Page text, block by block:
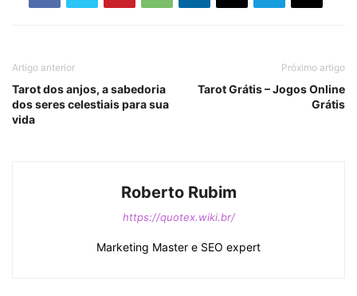
Artigo anterior
Tarot dos anjos, a sabedoria
dos seres celestiais para sua
vida
Próximo artigo
Tarot Grátis – Jogos Online
Grátis
Roberto Rubim
https://quotex.wiki.br/
Marketing Master e SEO expert